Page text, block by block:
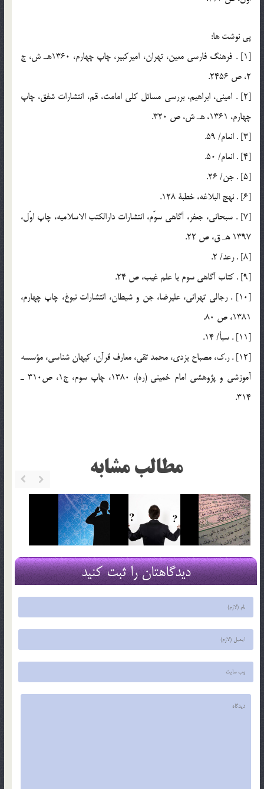
پي نوشت ها:
[1] . فرهنگ فارسي معين، تهران، اميركبير، چاپ چهارم، 1360هـ ش، ج
2، ص 2456.
[2] . اميني، ابراهيم، بررسي مسائل كلي امامت، قم، انتشارات شفق، چاپ
چهارم، 1361، هـ ش، ص 320.
[3] . انعام/ 59.
[4] . انعام/ 50.
[5] . جن/ 26.
[6] . نهج البلاغه، خطبة 128.
[7] . سبحاني، جعفر، آگاهي سوّم، انتشارات دارالكتب الاسلاميه، چاپ اوّل،
1397 هـ ق، ص 22.
[8] . رعد/ 2.
[9] . كتاب آگاهي سوم يا علم غيب، ص 24.
[10] . رجالي تهراني، عليرضا، جن و شيطان، انتشارات نبوغ، چاپ چهارم،
1381، ص 80.
[11] . سبأ/ 14.
[12] . ر.ك، مصباح يزدي، محمد تقي، معارف قرآن، كيهان شناسي، مؤسسه
آموزشي و پژوهشي امام خميني (ره)، 1380، چاپ سوم، ج1، ص310 ـ
314.
مطالب مشابه
دیدگاهتان را ثبت کنید